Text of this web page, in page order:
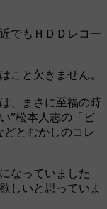
でもＨＤＤレコー
こと欠きません。
、まさに至福の時
”松本人志の「ビ
どとむかしのコレ
なっていました
しいと思っていま